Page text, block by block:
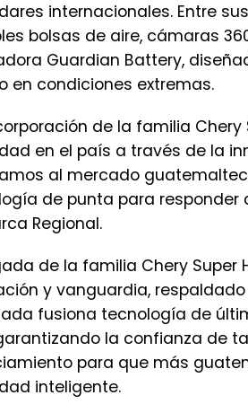
internacionales. Entre
bolsas de aire, cámaras
Guardian Battery,
en condiciones extremas.
de la familia
en el país a través de la
al mercado
de punta para responder
Regional.
de la familia Chery
y vanguardia,
fusiona tecnología de
la confianza de
para que más
inteligente.